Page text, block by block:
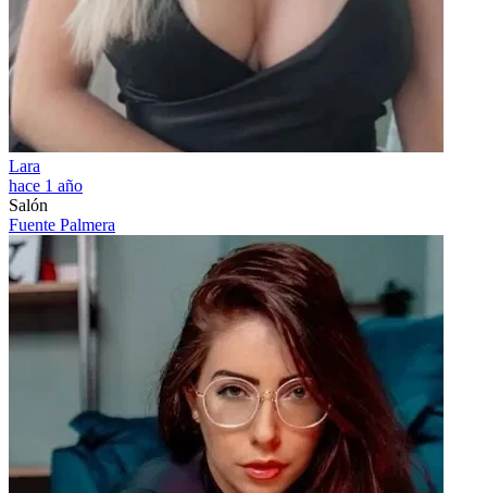
Lara
hace 1 año
Salón
Fuente Palmera